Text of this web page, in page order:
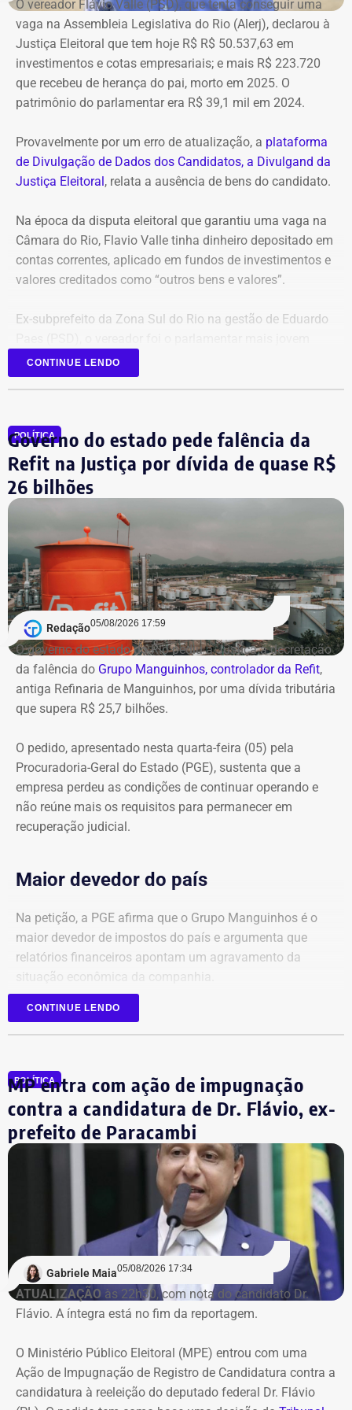
O vereador Flávio Valle (PSD), que tenta conseguir uma
vaga na Assembleia Legislativa do Rio (Alerj), declarou à
Justiça Eleitoral que tem hoje R$ R$ 50.537,63 em
investimentos e cotas empresariais; e mais R$ 223.720
que recebeu de herança do pai, morto em 2025. O
patrimônio do parlamentar era R$ 39,1 mil em 2024.
Provavelmente por um erro de atualização, a plataforma
de Divulgação de Dados dos Candidatos, a Divulgand da
Justiça Eleitoral , relata a ausência de bens do candidato.
Na época da disputa eleitoral que garantiu uma vaga na
Câmara do Rio, Flavio Valle tinha dinheiro depositado em
contas correntes, aplicado em fundos de investimentos e
valores creditados como “outros bens e valores”.
Ex-subprefeito da Zona Sul do Rio na gestão de Eduardo
eleito na última legislatura da Câmara e agora disputa,
pela primeira vez, o cargo de deputado estadual.
CONTINUE LENDO
POLÍTICA
Governo do estado pede falência da
Refit na Justiça por dívida de quase R$
26 bilhões
Redação05/08/2026 17:59
O governo do estado do Rio pediu à Justiça a decretação
da falência do Grupo Manguinhos, controlador da Refit,
antiga Refinaria de Manguinhos, por uma dívida tributária
que supera R$ 25,7 bilhões.
O pedido, apresentado nesta quarta-feira (05) pela
Procuradoria-Geral do Estado (PGE), sustenta que a
empresa perdeu as condições de continuar operando e
não reúne mais os requisitos para permanecer em
recuperação judicial.
Maior devedor do país
Na petição, a PGE afirma que o Grupo Manguinhos é o
maior devedor de impostos do país e argumenta que
relatórios financeiros apontam um agravamento da
situação econômica da companhia.
Segundo o órgão, após registrar faturamento superior a
R$ 1 bilhão por mês em 2025, a empresa sofreu uma
praticamente zero no início de 2026.
Ainda de acordo com a procuradoria, o grupo continuou
acumulando prejuízos, manteve elevados custos
operacionais e não apresentou perspectiva de geração de
caixa suficiente para sustentar as atividades ou quitar
Na avaliação do Executivo estadual, a recuperação
judicial deixou de cumprir sua função de permitir a
recuperação da empresa.
Refit não teria honrado os
pagamentos
O governo também sustenta que os responsáveis pela
CONTINUE LENDO
POLÍTICA
MP entra com ação de impugnação
contra a candidatura de Dr. Flávio, ex-
prefeito de Paracambi
Gabriele Maia05/08/2026 17:34
ATUALIZAÇÃO às 22h30, com nota do candidato Dr.
Flávio. A íntegra está no fim da reportagem.
O Ministério Público Eleitoral (MPE) entrou com uma
Ação de Impugnação de Registro de Candidatura contra a
candidatura à reeleição do deputado federal Dr. Flávio